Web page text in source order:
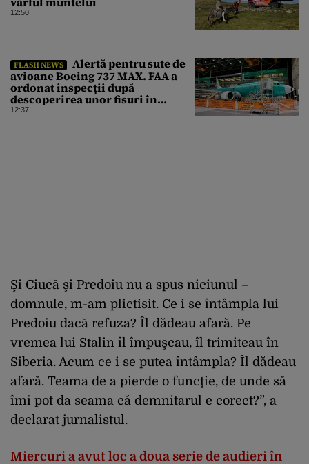
12:50
FLASH NEWS
Alertă pentru sute de
avioane Boeing 737 MAX. FAA a
ordonat inspecții după
descoperirea unor fisuri în
structura principală a
12:37
Şi Ciucă şi Predoiu nu a spus niciunul –
domnule, m-am plictisit. Ce i se întâmpla lui
Predoiu dacă refuza? Îl dădeau afară. Pe
vremea lui Stalin îl împuşcau, îl trimiteau în
Siberia. Acum ce i se putea întâmpla? Îl dădeau
afară. Teama de a pierde o funcţie, de unde să
îmi pot da seama că demnitarul e corect?”, a
declarat jurnalistul.
Miercuri a avut loc a doua serie de audieri în